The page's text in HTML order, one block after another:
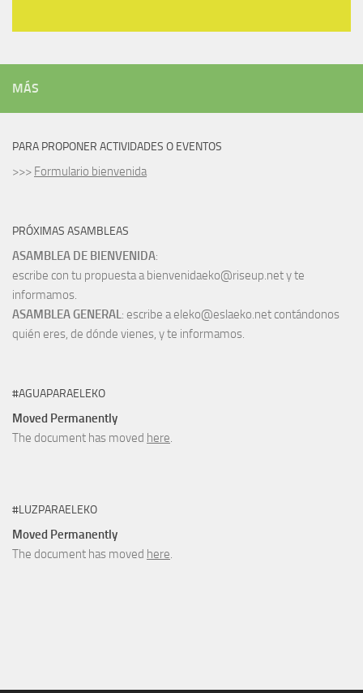
MÁS
PARA PROPONER ACTIVIDADES O EVENTOS
>>> Formulario bienvenida
PRÓXIMAS ASAMBLEAS
ASAMBLEA DE BIENVENIDA:
escribe con tu propuesta a bienvenidaeko@riseup.net y te
informamos.
ASAMBLEA GENERAL: escribe a eleko@eslaeko.net contándonos
quién eres, de dónde vienes, y te informamos.
#AGUAPARAELEKO
Moved Permanently
The document has moved here.
#LUZPARAELEKO
Moved Permanently
The document has moved here.